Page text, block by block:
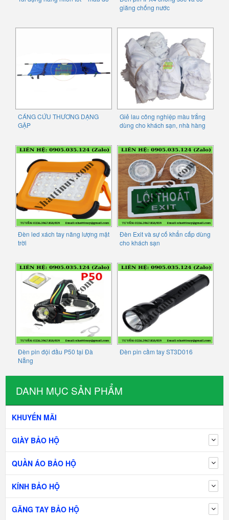
DANH MỤC SẢN PHẨM
KHUYẾN MÃI
GIÀY BẢO HỘ
QUẦN ÁO BẢO HỘ
KÍNH BẢO HỘ
GĂNG TAY BẢO HỘ
giăng chống nước
CÁNG CỨU THƯƠNG DẠNG
GẬP
Giẻ lau công nghiệp màu trắng
dùng cho khách sạn, nhà hàng
Đèn led xách tay năng lượng mặt
trời
Đèn Exit và sự cố khẩn cấp dùng
cho khách sạn
Đèn pin đội đầu P50 tại Đà
Nẵng
Đèn pin cầm tay ST3D016